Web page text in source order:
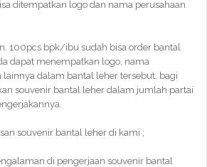
ditempatkan logo dan nama perusahaan
100pcs bpk/ibu sudah bisa order bantal
dapat menempatkan logo, nama
lainnya dalam bantal leher tersebut. bagi
souvenir bantal leher dalam jumlah partai
souvenir bantal leher di kami ;
di pengerjaan souvenir bantal